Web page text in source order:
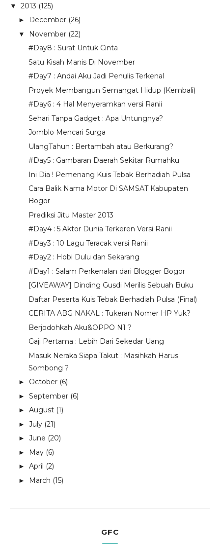
▼ 2013 (125)
► December (26)
▼ November (22)
#Day8 : Surat Untuk Cinta
Satu Kisah Manis Di November
#Day7 : Andai Aku Jadi Penulis Terkenal
Proyek Membangun Semangat Hidup (Kembali)
#Day6 : 4 Hal Menyeramkan versi Ranii
Sehari Tanpa Gadget : Apa Untungnya?
Jomblo Mencari Surga
UlangTahun : Bertambah atau Berkurang?
#Day5 : Gambaran Daerah Sekitar Rumahku
Ini Dia ! Pemenang Kuis Tebak Berhadiah Pulsa
Cara Balik Nama Motor Di SAMSAT Kabupaten
Bogor
Prediksi Jitu Master 2013
#Day4 : 5 Aktor Dunia Terkeren Versi Ranii
#Day3 : 10 Lagu Teracak versi Ranii
#Day2 : Hobi Dulu dan Sekarang
#Day1 : Salam Perkenalan dari Blogger Bogor
[GIVEAWAY] Dinding Gusdi Merilis Sebuah Buku
Daftar Peserta Kuis Tebak Berhadiah Pulsa (Final)
CERITA ABG NAKAL : Tukeran Nomer HP Yuk?
Berjodohkah Aku&OPPO N1 ?
Gaji Pertama : Lebih Dari Sekedar Uang
Masuk Neraka Siapa Takut : Masihkah Harus
Sombong ?
► October (6)
► September (6)
► August (1)
► July (21)
► June (20)
► May (6)
► April (2)
► March (15)
GFC